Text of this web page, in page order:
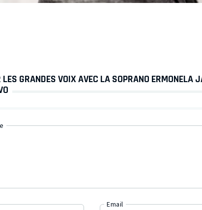
GRANDES VOIX AVEC LA SOPRANO ERMONELA
Email